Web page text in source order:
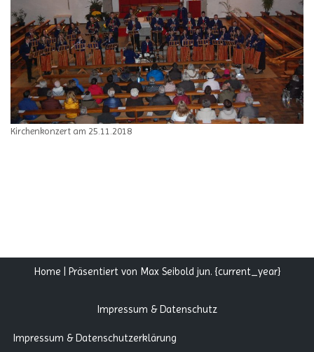
Kirchenkonzert am 25.11.2018
Home | Präsentiert von Max Seibold jun. {current_year}
Impressum & Datenschutz
Impressum & Datenschutzerklärung